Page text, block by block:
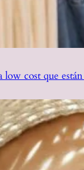
low cost que